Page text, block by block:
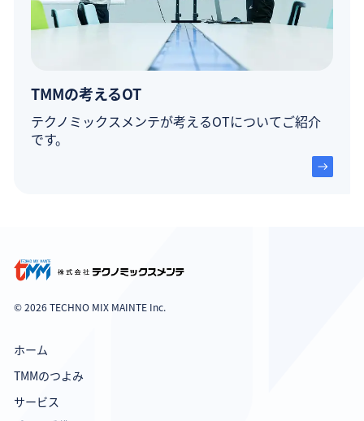
TMMの考えるOT
テクノミックスメンテが考えるOTについてご紹介
です。
© 2026 TECHNO MIX MAINTE Inc.
ホーム
TMMのつよみ
サービス